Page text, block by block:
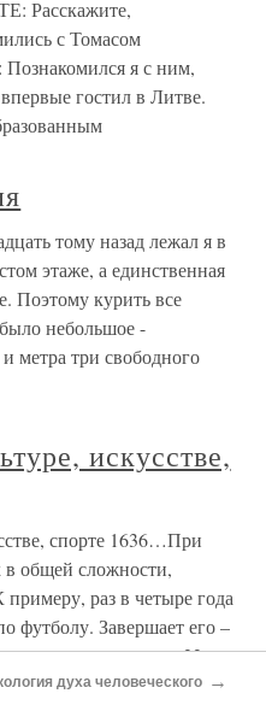
Расскажите,
с Томасом
я с ним,
гостил в Литве.
тому назад лежал я в
этаже, а единственная
Поэтому курить все
небольшое -
метра три свободного
искусстве,
спорте 1636…При
общей сложности,
раз в четыре года
футболу. Завершает его –
разыгрывают 32
духа человеческого →